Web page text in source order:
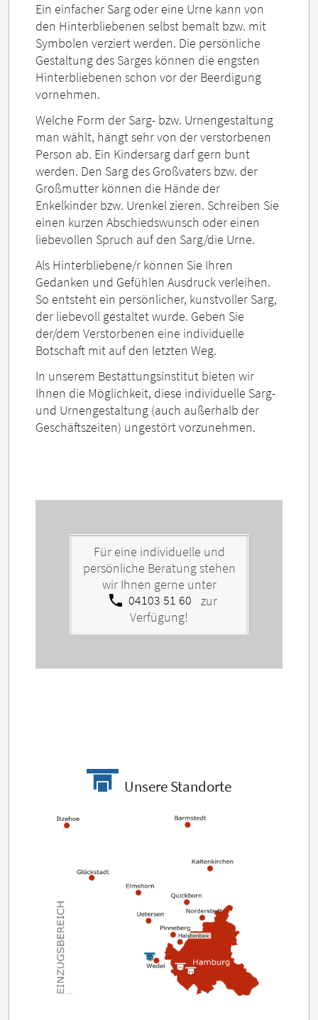
Ein einfacher Sarg oder eine Urne kann von
den Hinterbliebenen selbst bemalt bzw. mit
Symbolen verziert werden. Die persönliche
Gestaltung des Sarges können die engsten
Hinterbliebenen schon vor der Beerdigung
vornehmen.
Welche Form der Sarg- bzw. Urnengestaltung
man wählt, hängt sehr von der verstorbenen
Person ab. Ein Kindersarg darf gern bunt
werden. Den Sarg des Großvaters bzw. der
Großmutter können die Hände der
Enkelkinder bzw. Urenkel zieren. Schreiben Sie
einen kurzen Abschiedswunsch oder einen
liebevollen Spruch auf den Sarg/die Urne.
Als Hinterbliebene/r können Sie Ihren
Gedanken und Gefühlen Ausdruck verleihen.
So entsteht ein persönlicher, kunstvoller Sarg,
der liebevoll gestaltet wurde. Geben Sie
der/dem Verstorbenen eine individuelle
Botschaft mit auf den letzten Weg.
In unserem Bestattungsinstitut bieten wir
Ihnen die Möglichkeit, diese individuelle Sarg-
und Urnengestaltung (auch außerhalb der
Geschäftszeiten) ungestört vorzunehmen.
Für eine individuelle und
persönliche Beratung stehen
wir Ihnen gerne unter
call 04103 51 60
zur
Verfügung!
Unsere Standorte